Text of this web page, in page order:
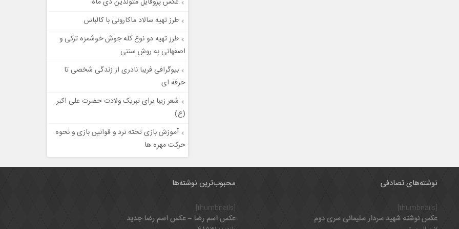
طرز تهیه سالاد ماکارونی با کالباس
طرز تهیه دو نوع کله جوش خوشمزه ترکی و
اصفهانی به روش سنتی
بیوگرافی فریبا نادری از زندگی شخصی تا
حرفه ای
شعر زیبا برای تبریک ولادت حضرت علی‌ اکبر
(ع)
آموزش بازی تخته نرد و قوانین بازی و نحوه
حرکت مهره ها
نوشته‌های تصادفی
[thumbnails]
عکس نوشته شهید سردار سلیمانی سری دوم
محبوب‌ترین نوشته‌ها
[thumbnails]
عکس اسم رضا – عکس اسم رضا جدید